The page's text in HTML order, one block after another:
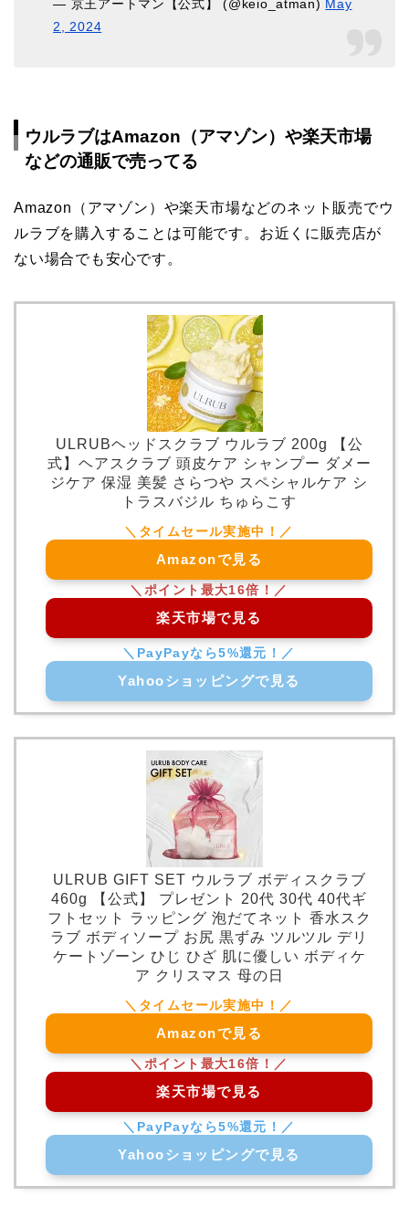
— 京王アートマン【公式】 (@keio_atman) May
2, 2024
ウルラブはAmazon（アマゾン）や楽天市場
などの通販で売ってる
Amazon（アマゾン）や楽天市場などのネット販売でウ
ルラブを購入することは可能です。お近くに販売店が
ない場合でも安心です。
ULRUBヘッドスクラブ ウルラブ 200g 【公
式】ヘアスクラブ 頭皮ケア シャンプー ダメー
ジケア 保湿 美髪 さらつや スペシャルケア シ
トラスバジル ちゅらこす
Amazonで見る
楽天市場で見る
Yahooショッピングで見る
ULRUB GIFT SET ウルラブ ボディスクラブ
460g 【公式】 プレゼント 20代 30代 40代ギ
フトセット ラッピング 泡だてネット 香水スク
ラブ ボディソープ お尻 黒ずみ ツルツル デリ
ケートゾーン ひじ ひざ 肌に優しい ボディケ
ア クリスマス 母の日
Amazonで見る
楽天市場で見る
Yahooショッピングで見る